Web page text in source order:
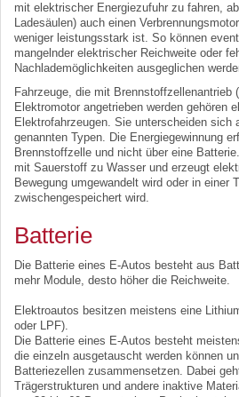
mit elektrischer Energiezufuhr zu fahren,
Ladesäulen) auch einen
weniger leistungsstark ist. So können
mangelnder elektrischer Reichweite oder
Nachlademöglichkeiten ausgeglichen
Fahrzeuge, die mit Brennstoffzellenantrieb
Elektromotor angetrieben werden gehören
Elektrofahrzeugen. Sie unterscheiden sich
genannten Typen. Die Energiegewinnung
Brennstoffzelle und nicht über eine
mit Sauerstoff zu Wasser und erzeugt
Bewegung umgewandelt wird oder in einer
zwischengespeichert wird.
Batterie
Die Batterie eines E-Autos besteht aus
mehr Module, desto höher die Reichweite.
Elektroautos besitzen meistens eine
oder LPF).
Die Batterie eines E-Autos besteht
die einzeln ausgetauscht werden können
Batteriezellen zusammensetzen. Dabei
Trägerstrukturen und andere inaktive